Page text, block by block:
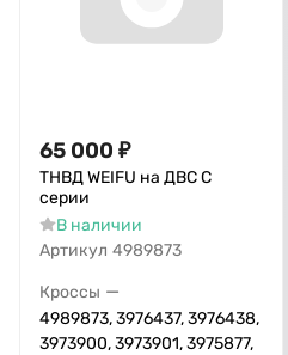
65 000 ₽
ТНВД WEIFU на ДВС C
серии
В наличии
Артикул 4989873
Кроссы —
4989873, 3976437, 3976438,
3973900, 3973901, 3975877,